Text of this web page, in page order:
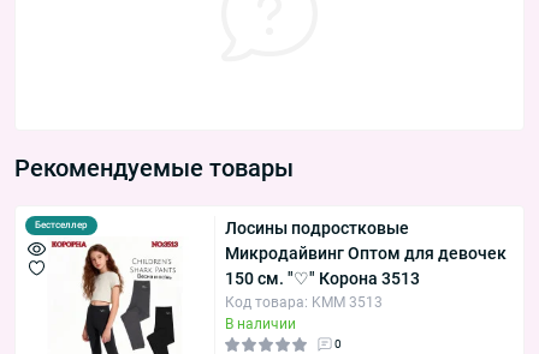
Рекомендуемые товары
Бестселлер
Лосины подростковые
Микродайвинг Оптом для девочек
150 см. "♡" Корона 3513
Код товара: KMM 3513
В наличии
0